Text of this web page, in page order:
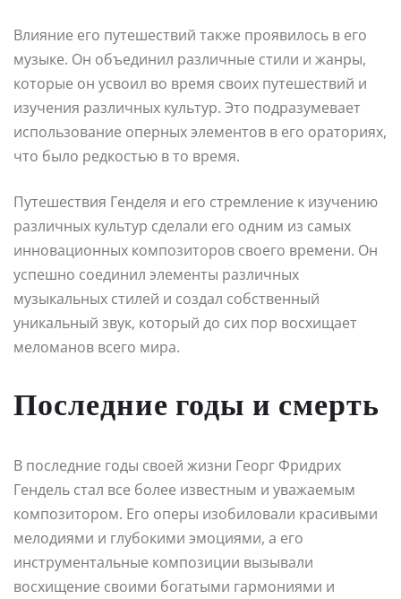
Влияние его путешествий также проявилось в его
музыке. Он объединил различные стили и жанры,
которые он усвоил во время своих путешествий и
изучения различных культур. Это подразумевает
использование оперных элементов в его ораториях,
что было редкостью в то время.
Путешествия Генделя и его стремление к изучению
различных культур сделали его одним из самых
инновационных композиторов своего времени. Он
успешно соединил элементы различных
музыкальных стилей и создал собственный
уникальный звук, который до сих пор восхищает
меломанов всего мира.
Последние годы и смерть
В последние годы своей жизни Георг Фридрих
Гендель стал все более известным и уважаемым
композитором. Его оперы изобиловали красивыми
мелодиями и глубокими эмоциями, а его
инструментальные композиции вызывали
восхищение своими богатыми гармониями и